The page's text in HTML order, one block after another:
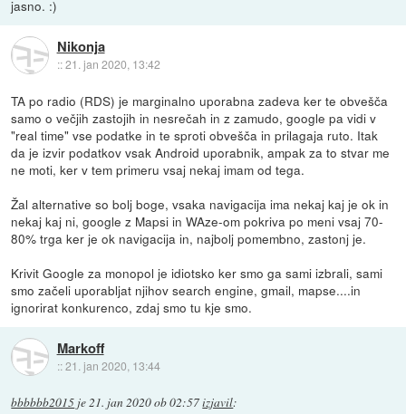
jasno. :)
Nikonja
::21. jan 2020, 13:42
TA po radio (RDS) je marginalno uporabna zadeva ker te obvešča
samo o večjih zastojih in nesrečah in z zamudo, google pa vidi v
"real time" vse podatke in te sproti obvešča in prilagaja ruto. Itak
da je izvir podatkov vsak Android uporabnik, ampak za to stvar me
ne moti, ker v tem primeru vsaj nekaj imam od tega.
Žal alternative so bolj boge, vsaka navigacija ima nekaj kaj je ok in
nekaj kaj ni, google z Mapsi in WAze-om pokriva po meni vsaj 70-
80% trga ker je ok navigacija in, najbolj pomembno, zastonj je.
Krivit Google za monopol je idiotsko ker smo ga sami izbrali, sami
smo začeli uporabljat njihov search engine, gmail, mapse....in
ignorirat konkurenco, zdaj smo tu kje smo.
Markoff
::21. jan 2020, 13:44
bbbbbb2015 je21. jan 2020 ob 02:57izjavil: